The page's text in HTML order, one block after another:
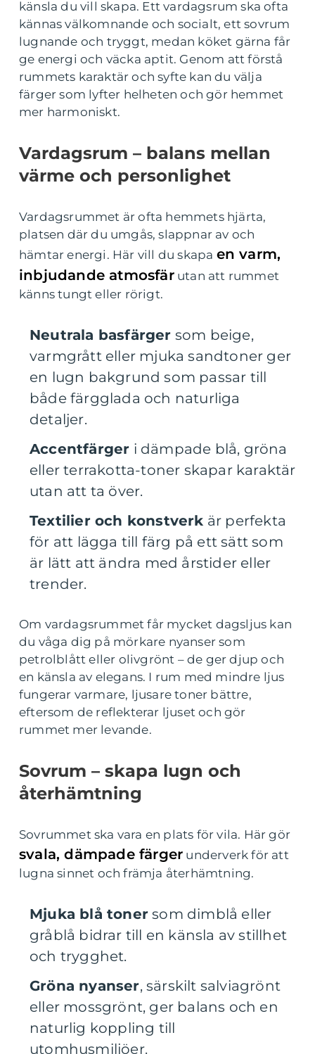
känsla du vill skapa. Ett vardagsrum ska ofta
kännas välkomnande och socialt, ett sovrum
lugnande och tryggt, medan köket gärna får
ge energi och väcka aptit. Genom att förstå
rummets karaktär och syfte kan du välja
färger som lyfter helheten och gör hemmet
mer harmoniskt.
Vardagsrum – balans mellan
värme och personlighet
Vardagsrummet är ofta hemmets hjärta,
platsen där du umgås, slappnar av och
hämtar energi. Här vill du skapa en varm,
inbjudande atmosfärutan att rummet
känns tungt eller rörigt.
Neutrala basfärger som beige,
varmgrått eller mjuka sandtoner ger
en lugn bakgrund som passar till
både färgglada och naturliga
detaljer.
Accentfärger i dämpade blå, gröna
eller terrakotta-toner skapar karaktär
utan att ta över.
Textilier och konstverk är perfekta
för att lägga till färg på ett sätt som
är lätt att ändra med årstider eller
trender.
Om vardagsrummet får mycket dagsljus kan
du våga dig på mörkare nyanser som
petrolblått eller olivgrönt – de ger djup och
en känsla av elegans. I rum med mindre ljus
fungerar varmare, ljusare toner bättre,
eftersom de reflekterar ljuset och gör
rummet mer levande.
Sovrum – skapa lugn och
återhämtning
Sovrummet ska vara en plats för vila. Här gör
svala, dämpade färger underverk för att
lugna sinnet och främja återhämtning.
Mjuka blå toner som dimblå eller
gråblå bidrar till en känsla av stillhet
och trygghet.
Gröna nyanser, särskilt salviagrönt
eller mossgrönt, ger balans och en
naturlig koppling till
utomhusmiljöer.